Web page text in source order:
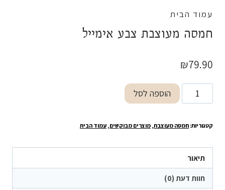
עמוד הבית
חמסה מעוצבת צבע אימייל
₪79.90
כמות
של
מעוצבת
אימייל
הוספה לסל
קטגוריות: חמסה מעוצבת, מוצרים מבוקשים, עמוד הבית
תיאור
חוות דעת (0)